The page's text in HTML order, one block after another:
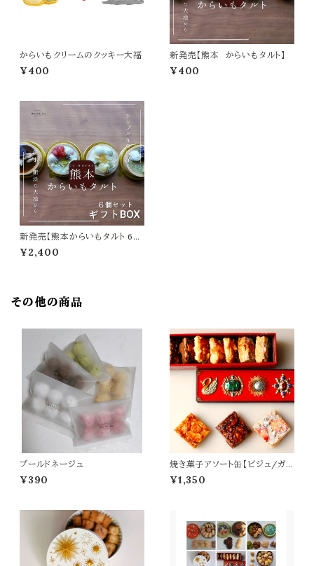
からいもクリームのクッキー大福
¥400
新発売【熊本 からいもタルト】
¥400
新発売【熊本からいもタルト 6個
入りギフトBOX】贈り物に最適！
（熨斗のサービス有）
¥2,400
その他の商品
ブールドネージュ
¥390
焼き菓子アソート缶【ビジュ/ガ
デッド】
¥1,350